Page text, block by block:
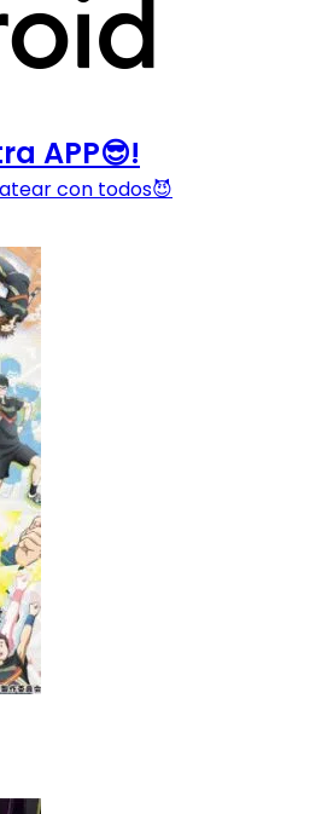
APP😎!
con todos😈